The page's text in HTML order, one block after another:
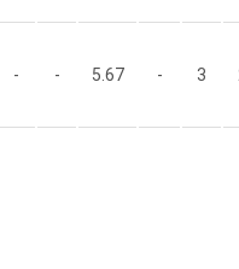
- - 5.67 - 3